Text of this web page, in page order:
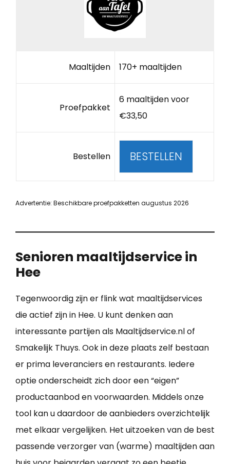
Maaltijden 170+ maaltijden
Proefpakket
6 maaltijden voor
€33,50
Bestellen BESTELLEN
Advertentie: Beschikbare proefpakketten augustus 2026
Senioren maaltijdservice in
Hee
Tegenwoordig zijn er flink wat maaltijdservices
die actief zijn in Hee. U kunt denken aan
interessante partijen als Maaltijdservice.nl of
Smakelijk Thuys. Ook in deze plaats zelf bestaan
er prima leveranciers en restaurants. Iedere
optie onderscheidt zich door een “eigen”
productaanbod en voorwaarden. Middels onze
tool kan u daardoor de aanbieders overzichtelijk
met elkaar vergelijken. Het uitzoeken van de best
passende verzorger van (warme) maaltijden aan